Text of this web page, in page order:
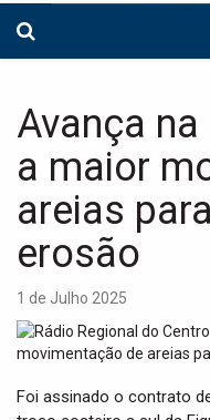
Avança
a maior
areias
erosão
1 de Julho 2025
Foi assinado o contrato